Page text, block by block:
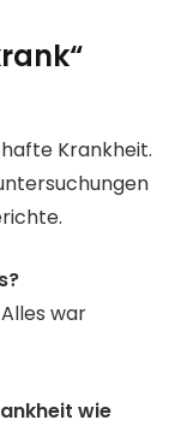
Krankheit.
war
wie